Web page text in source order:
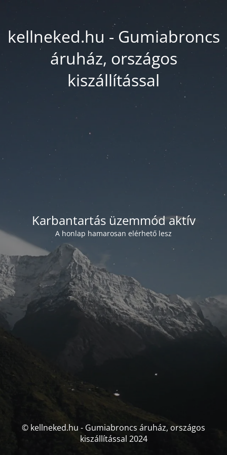
kellneked.hu - Gumiabroncs
áruház, országos
kiszállítással
Karbantartás üzemmód aktív
A honlap hamarosan elérhető lesz
© kellneked.hu - Gumiabroncs áruház, országos
kiszállítással 2024